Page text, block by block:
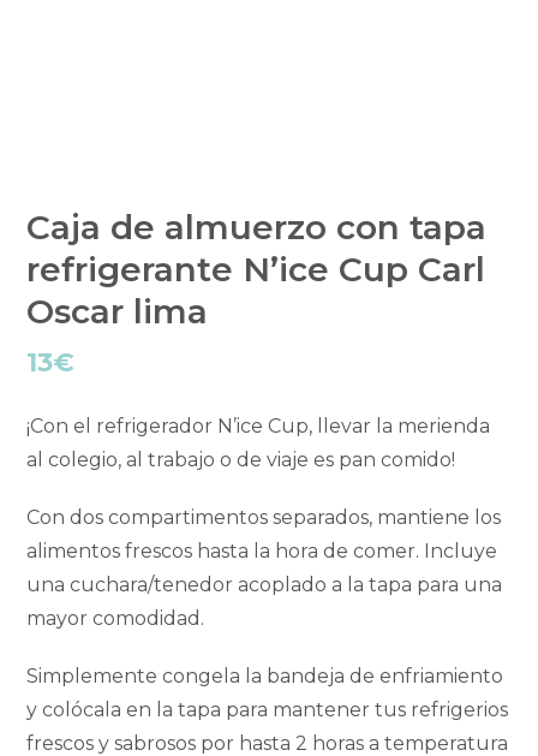
Caja de almuerzo con tapa
refrigerante N’ice Cup Carl
Oscar lima
13€
¡Con el refrigerador N’ice Cup, llevar la merienda
al colegio, al trabajo o de viaje es pan comido!
Con dos compartimentos separados, mantiene los
alimentos frescos hasta la hora de comer. Incluye
una cuchara/tenedor acoplado a la tapa para una
mayor comodidad.
Simplemente congela la bandeja de enfriamiento
y colócala en la tapa para mantener tus refrigerios
frescos y sabrosos por hasta 2 horas a temperatura